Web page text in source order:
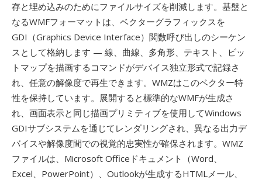
存と埋め込みのためにファイルサイズを削減します。基盤と
なるWMFフォーマットは、ベクターグラフィックスを
GDI（Graphics Device Interface）関数呼び出しのシーケン
スとして格納します — 線、曲線、多角形、テキスト、ビッ
トマップを描画するコマンドがデバイス独立形式で記録さ
れ、任意の解像度で再生できます。WMZはこのベクター特
性を保持しています。展開すると標準的なWMFが生成さ
れ、画面表示と同じ描画プリミティブを使用してWindows
GDIサブシステムを通じてレンダリングされ、異なる出力デ
バイスや解像度間での視覚的忠実性が確保されます。WMZ
ファイルは、Microsoft Officeドキュメント（Word、
Excel、PowerPoint）、Outlookが生成するHTMLメール、